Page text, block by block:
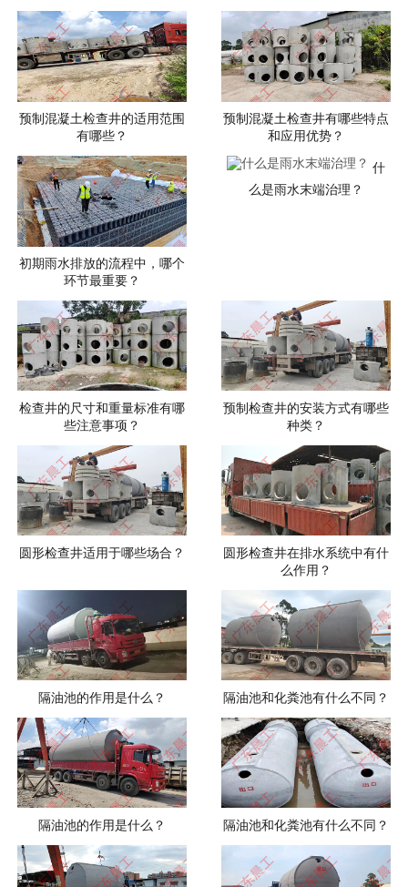
预制混凝土检查井的适用范围
有哪些？
预制混凝土检查井有哪些特点
和应用优势？
初期雨水排放的流程中，哪个
环节最重要？
什
么是雨水末端治理？
检查井的尺寸和重量标准有哪
些注意事项？
预制检查井的安装方式有哪些
种类？
圆形检查井适用于哪些场合？
圆形检查井在排水系统中有什
么作用？
隔油池的作用是什么？ 隔油池和化粪池有什么不同？
隔油池的作用是什么？ 隔油池和化粪池有什么不同？